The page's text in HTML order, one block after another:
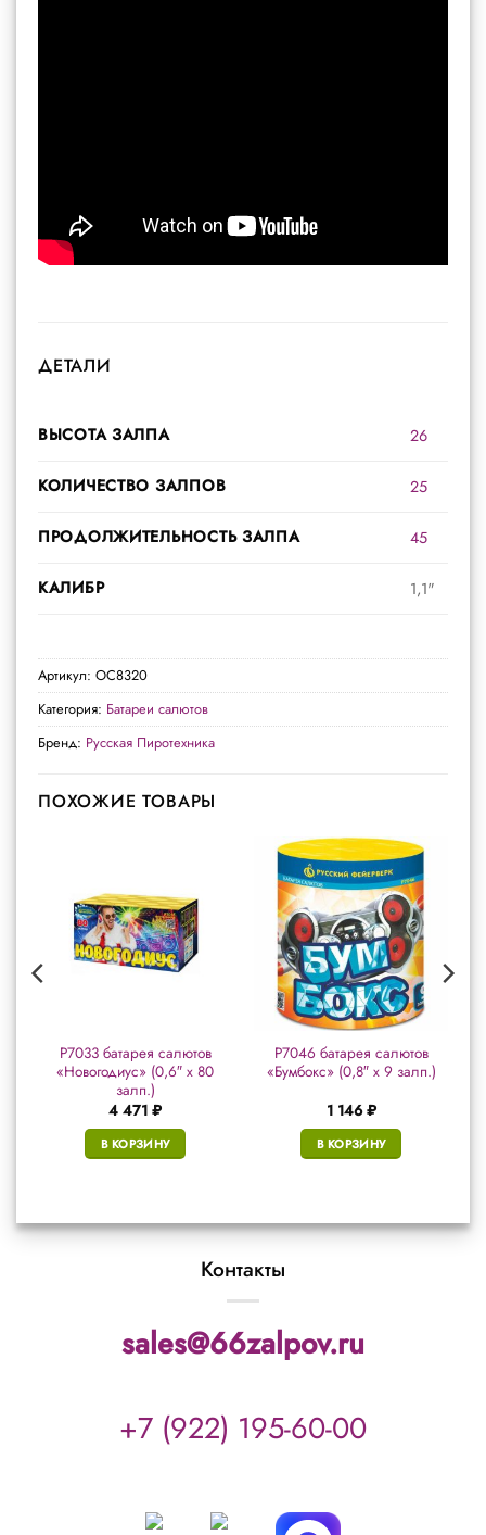
ДЕТАЛИ
ВЫСОТА ЗАЛПА 26
КОЛИЧЕСТВО ЗАЛПОВ 25
ПРОДОЛЖИТЕЛЬНОСТЬ ЗАЛПА 45
КАЛИБР 1,1"
Артикул: ОС8320
Категория: Батареи салютов
Бренд: Русская Пиротехника
ПОХОЖИЕ ТОВАРЫ
Р7033 батарея салютов
«Новогодиус» (0,6″ х 80
залп.)
4 471 ₽
В КОРЗИНУ
Р7046 батарея салютов
«Бумбокс» (0,8″ х 9 залп.)
1 146₽
В КОРЗИНУ
Контакты
sales@66zalpov.ru
+7 (922) 195-60-00